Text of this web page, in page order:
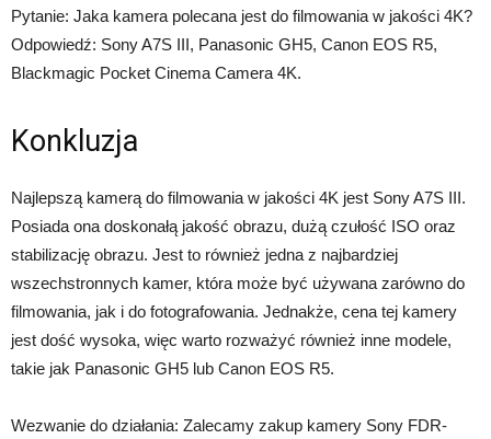
Pytanie: Jaka kamera polecana jest do filmowania w jakości 4K?
Odpowiedź: Sony A7S III, Panasonic GH5, Canon EOS R5,
Blackmagic Pocket Cinema Camera 4K.
Konkluzja
Najlepszą kamerą do filmowania w jakości 4K jest Sony A7S III.
Posiada ona doskonałą jakość obrazu, dużą czułość ISO oraz
stabilizację obrazu. Jest to również jedna z najbardziej
wszechstronnych kamer, która może być używana zarówno do
filmowania, jak i do fotografowania. Jednakże, cena tej kamery
jest dość wysoka, więc warto rozważyć również inne modele,
takie jak Panasonic GH5 lub Canon EOS R5.
Wezwanie do działania: Zalecamy zakup kamery Sony FDR-